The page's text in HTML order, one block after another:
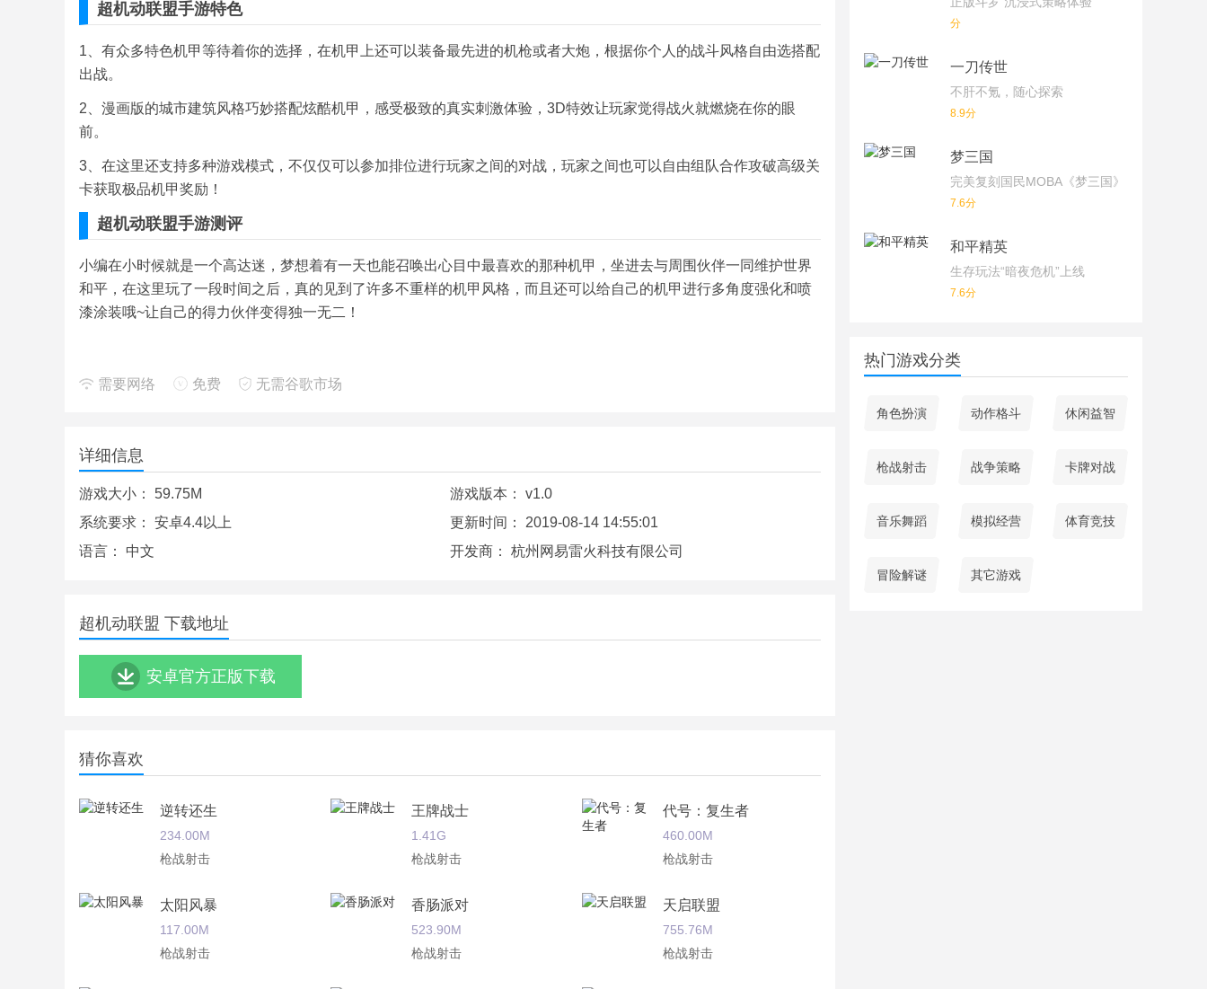
超机动联盟手游特色
1、有众多特色机甲等待着你的选择，在机甲上还可以装备最先进的机枪或者大炮，根据你个人的战斗风格自由选搭配
出战。
2、漫画版的城市建筑风格巧妙搭配炫酷机甲，感受极致的真实刺激体验，3D特效让玩家觉得战火就燃烧在你的眼
前。
3、在这里还支持多种游戏模式，不仅仅可以参加排位进行玩家之间的对战，玩家之间也可以自由组队合作攻破高级关
卡获取极品机甲奖励！
超机动联盟手游测评
小编在小时候就是一个高达迷，梦想着有一天也能召唤出心目中最喜欢的那种机甲，坐进去与周围伙伴一同维护世界
和平，在这里玩了一段时间之后，真的见到了许多不重样的机甲风格，而且还可以给自己的机甲进行多角度强化和喷
漆涂装哦~让自己的得力伙伴变得独一无二！
需要网络 免费 无需谷歌市场
详细信息
游戏大小： 59.75M 游戏版本： v1.0
系统要求： 安卓4.4以上 更新时间： 2019-08-14 14:55:01
语言： 中文 开发商： 杭州网易雷火科技有限公司
超机动联盟 下载地址
安卓官方正版下载
猜你喜欢
逆转还生
234.00M
枪战射击
王牌战士
1.41G
枪战射击
代号：复生者
460.00M
枪战射击
太阳风暴
117.00M
枪战射击
香肠派对
523.90M
枪战射击
天启联盟
755.76M
枪战射击
分
一刀传世
不肝不氪，随心探索
8.9分
梦三国
完美复刻国民MOBA《梦三国》端游！
7.6分
和平精英
生存玩法“暗夜危机”上线
7.6分
热门游戏分类
角色扮演 动作格斗 休闲益智
枪战射击 战争策略 卡牌对战
音乐舞蹈 模拟经营 体育竞技
冒险解谜 其它游戏